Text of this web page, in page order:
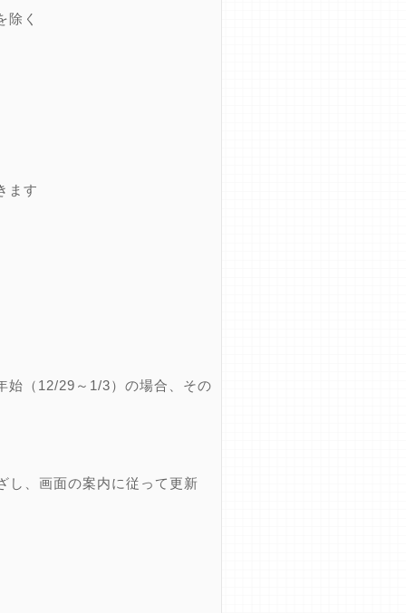
除く
ます
始（12/29～1/3）の場合、その
し、画面の案内に従って更新